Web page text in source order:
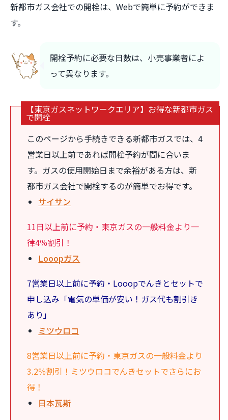
新都市ガス会社での開栓は、Webで簡単に予約ができま
す。
開栓予約に必要な日数は、小売事業者によ
って異なります。
【東京ガスネットワークエリア】お得な新都市ガス
で開栓
このページから手続きできる新都市ガスでは、4
営業日以上前であれば開栓予約が間に合いま
す。ガスの使用開始日まで余裕がある方は、新
都市ガス会社で開栓するのが簡単でお得です。
サイサン
11日以上前に予約・東京ガスの一般料金より一
律4％割引！
Looopガス
7営業日以上前に予約・Looopでんきとセットで
申し込み「電気の単価が安い！ガス代も割引き
あり」
ミツウロコ
8営業日以上前に予約・東京ガスの一般料金より
3.2％割引！ミツウロコでんきセットでさらにお
得！
日本瓦斯